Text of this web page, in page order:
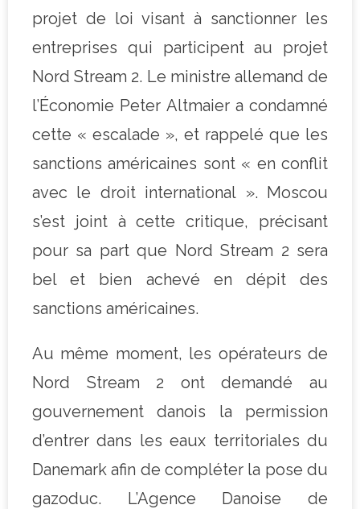
projet de loi visant à sanctionner les
entreprises qui participent au projet
Nord Stream 2. Le ministre allemand de
l’Économie Peter Altmaier a condamné
cette « escalade », et rappelé que les
sanctions américaines sont « en conflit
avec le droit international ». Moscou
s’est joint à cette critique, précisant
pour sa part que Nord Stream 2 sera
bel et bien achevé en dépit des
sanctions américaines.
Au même moment, les opérateurs de
Nord Stream 2 ont demandé au
gouvernement danois la permission
d’entrer dans les eaux territoriales du
Danemark afin de compléter la pose du
gazoduc. L’Agence Danoise de